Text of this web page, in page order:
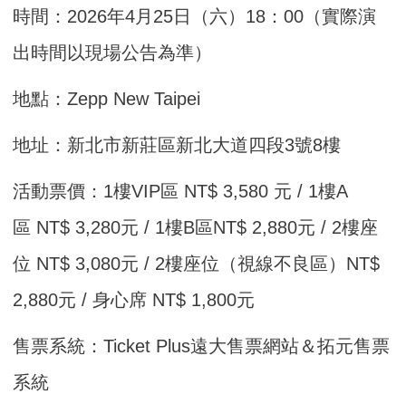
時間：2026年4月25日（六）18：00（實際演
出時間以現場公告為準）
地點：Zepp New Taipei
地址：新北市新莊區新北大道四段3號8樓
活動票價：1樓VIP區 NT$ 3,580 元 / 1樓A
區 NT$ 3,280元 / 1樓B區NT$ 2,880元 / 2樓座
位 NT$ 3,080元 / 2樓座位（視線不良區）NT$
2,880元 / 身心席 NT$ 1,800元
售票系統：Ticket Plus遠大售票網站＆拓元售票
系統